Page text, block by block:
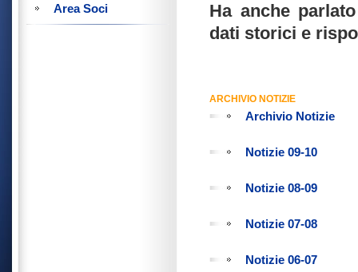
Area Soci
Ha anche
dati storici e
ARCHIVIO NOTIZIE
Archivio Notizie
Notizie 09-10
Notizie 08-09
Notizie 07-08
Notizie 06-07